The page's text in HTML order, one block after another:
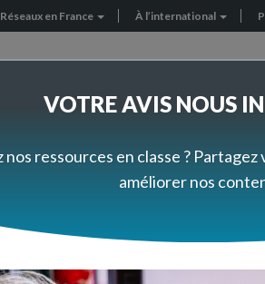
Réseaux en France À l’international
chez les animaux
de
VOTRE AVIS NOUS
nos ressources en classe ?
améliorer nos